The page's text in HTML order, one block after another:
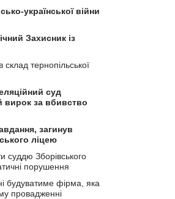
української війни
Захисник із
склад тернопільської
суд
вирок за вбивство
загинув
ліцею
суддю Зборівського
порушення
будуватиме фірма, яка
провадженні